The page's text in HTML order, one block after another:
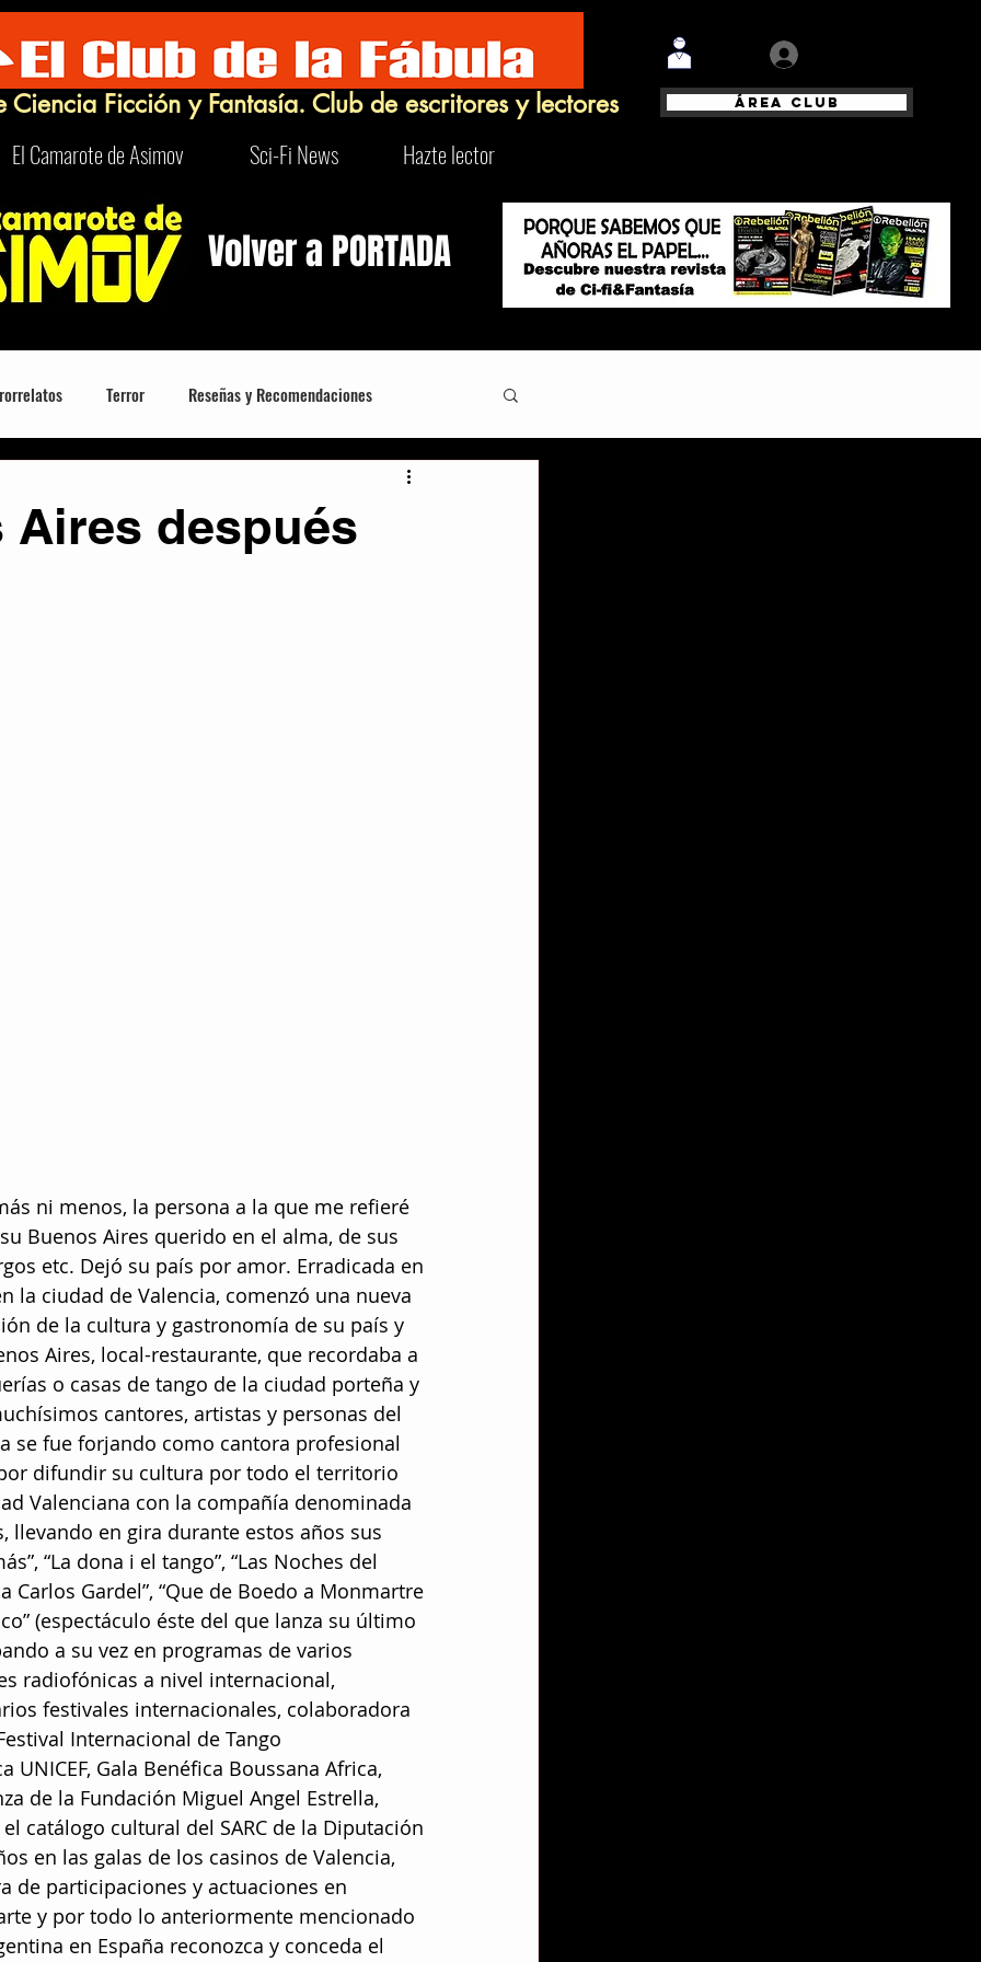
Ciencia Ficción y Fantasía. Club de escritores y lectores Área Club
El Camarote de Asimov Sci-Fi News Hazte lector
Volver a PORTADA
Terror Reseñas y Recomendaciones
Humor
Aires después
ni menos, la persona a la que me refieré
Buenos Aires querido en el alma, de sus
etc. Dejó su país por amor. Erradicada en
la ciudad de Valencia, comenzó una nueva
de la cultura y gastronomía de su país y
Aires, local-restaurante, que recordaba a
o casas de tango de la ciudad porteña y
cantores, artistas y personas del
se fue forjando como cantora profesional
difundir su cultura por todo el territorio
Valenciana con la compañía denominada
llevando en gira durante estos años sus
“La dona i el tango”, “Las Noches del
Carlos Gardel”, “Que de Boedo a Monmartre
(espectáculo éste del que lanza su último
a su vez en programas de varios
radiofónicas a nivel internacional,
festivales internacionales, colaboradora
Internacional de Tango
UNICEF, Gala Benéfica Boussana Africa,
de la Fundación Miguel Angel Estrella,
catálogo cultural del SARC de la Diputación
en las galas de los casinos de Valencia,
de participaciones y actuaciones en
y por todo lo anteriormente mencionado
en España reconozca y conceda el